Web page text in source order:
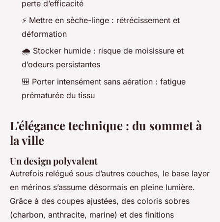
perte d’efficacité
⚡ Mettre en sèche-linge : rétrécissement et
déformation
🌧️ Stocker humide : risque de moisissure et
d’odeurs persistantes
🎒 Porter intensément sans aération : fatigue
prématurée du tissu
L'élégance technique : du sommet à
la ville
Un design polyvalent
Autrefois relégué sous d’autres couches, le base layer
en mérinos s’assume désormais en pleine lumière.
Grâce à des coupes ajustées, des coloris sobres
(charbon, anthracite, marine) et des finitions